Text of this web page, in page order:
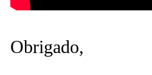
Obrigado,